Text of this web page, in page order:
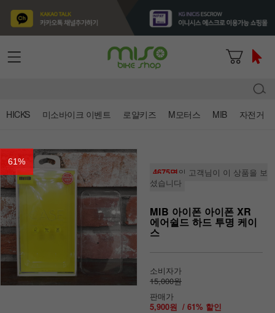
HICKS 미소바이크 이벤트 로얄키즈 M모터스 MIB 자전거
61%
4675명의 고객님이 이 상품을 보
셨습니다
MIB 아이폰 아이폰 XR
에어쉴드 하드 투명 케이
스
소비자가
15,000원
판매가
5,900원 / 61% 할인